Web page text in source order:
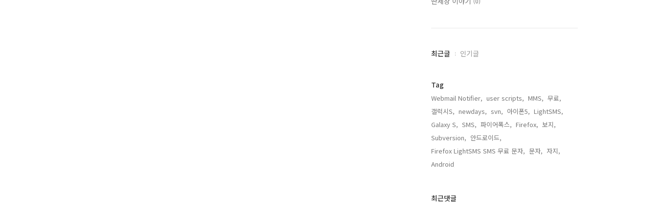
최
과
기
글
최근글 인기글
Tag
Webmail Notifier, user scripts, MMS, 무료,
갤럭시S, newdays, svn, 아이폰5, LightSMS,
Galaxy S, SMS, 파이어폭스, Firefox, 보지,
Subversion, 안드로이드,
Firefox LightSMS SMS 무료 문자, 문자, 자지,
Android,
최근댓글